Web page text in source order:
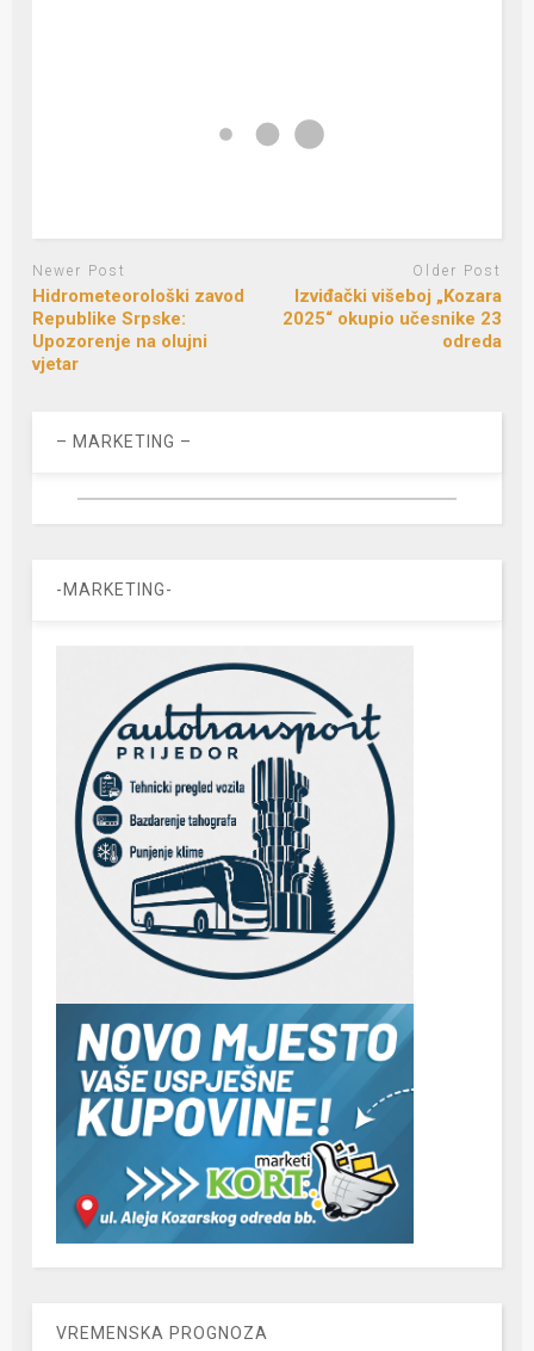
Newer Post
Hidrometeorološki zavod
Republike Srpske:
Upozorenje na olujni
vjetar
Older Post
Izviđački višeboj „Kozara
2025“ okupio učesnike 23
odreda
– MARKETING –
-MARKETING-
VREMENSKA PROGNOZA